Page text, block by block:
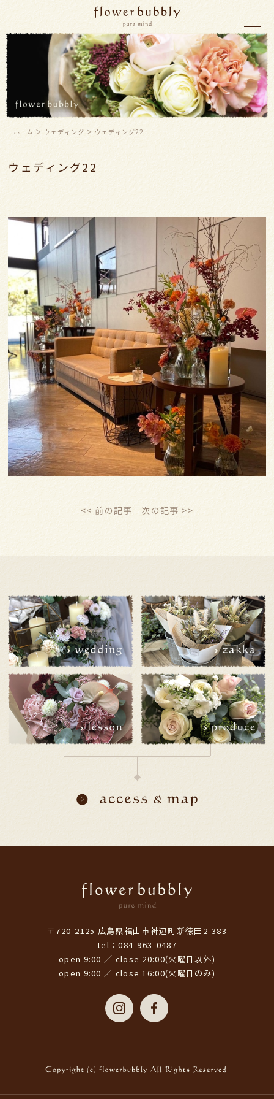
ホーム ＞ ウェディング ＞ ウェディング22
ウェディング22
<< 前の記事 次の記事 >>
〒720-2125 広島県福山市神辺町新徳田2-383
tel：084-963-0487
open 9:00 ／ close 20:00(火曜日以外)
open 9:00 ／ close 16:00(火曜日のみ)